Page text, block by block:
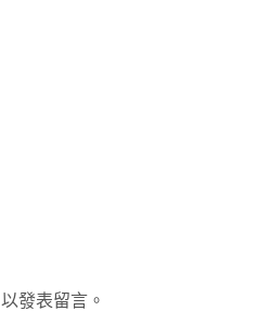
以發表留言。